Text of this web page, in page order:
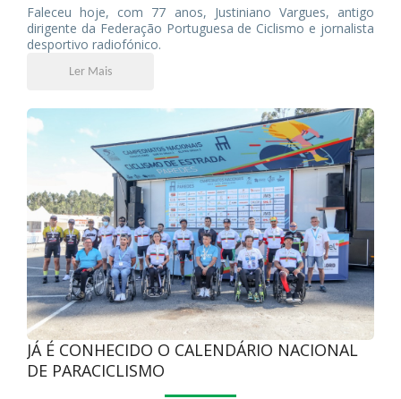
Faleceu hoje, com 77 anos, Justiniano Vargues, antigo
dirigente da Federação Portuguesa de Ciclismo e jornalista
desportivo radiofónico.
Ler Mais
JÁ É CONHECIDO O CALENDÁRIO NACIONAL
DE PARACICLISMO